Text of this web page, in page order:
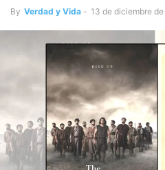
By Verdad y Vida - 13 de diciembre